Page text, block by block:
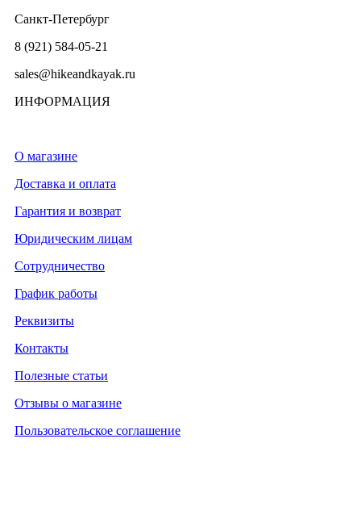
Санкт-Петербург
8 (921) 584-05-21
sales@hikeandkayak.ru
ИНФОРМАЦИЯ
О магазине
Доставка и оплата
Гарантия и возврат
Юридическим лицам
Сотрудничество
График работы
Реквизиты
Контакты
Полезные статьи
Отзывы о магазине
Пользовательское соглашение